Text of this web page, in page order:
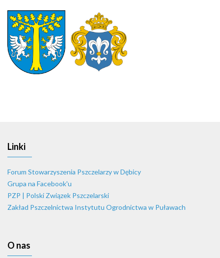
Linki
Forum Stowarzyszenia Pszczelarzy w Dębicy
Grupa na Facebook'u
PZP | Polski Związek Pszczelarski
Zakład Pszczelnictwa Instytutu Ogrodnictwa w Puławach
O nas